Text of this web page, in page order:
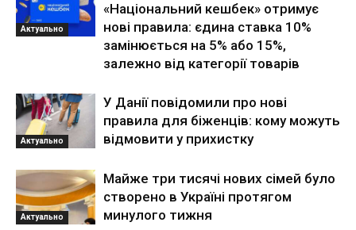
Актуально
«Національний кешбек» отримує
нові правила: єдина ставка 10%
замінюється на 5% або 15%,
залежно від категорії товарів
Актуально
У Данії повідомили про нові
правила для біженців: кому можуть
відмовити у прихистку
Актуально
Майже три тисячі нових сімей було
створено в Україні протягом
минулого тижня